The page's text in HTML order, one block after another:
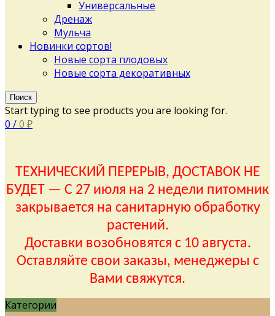
Универсальные
Дренаж
Мульча
Новинки сортов!
Новые сорта плодовых
Новые сорта декоративных
Поиск
Start typing to see products you are looking for.
0 /0 ₽
ТЕХНИЧЕСКИЙ ПЕРЕРЫВ, ДОСТАВОК НЕ
БУДЕТ — С 27 июля на 2 недели питомник
закрывается на санитарную обработку
растений.
Доставки возобновятся с 10 августа.
Оставляйте свои заказы, менеджеры с
Вами свяжутся.
Категории